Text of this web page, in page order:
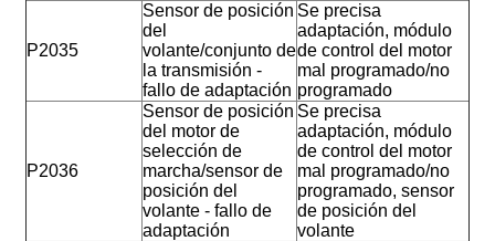
P2035
Sensor de posición
del
volante/conjunto de
la transmisión -
fallo de adaptación
Se precisa
adaptación, módulo
de control del motor
mal programado/no
programado
P2036
Sensor de posición
del motor de
selección de
marcha/sensor de
posición del
volante - fallo de
adaptación
Se precisa
adaptación, módulo
de control del motor
mal programado/no
programado, sensor
de posición del
volante